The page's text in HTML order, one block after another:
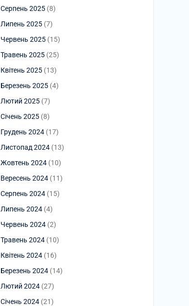
Серпень 2025 (8)
Липень 2025 (7)
Червень 2025 (15)
Травень 2025 (25)
Квітень 2025 (13)
Березень 2025 (4)
Лютий 2025 (7)
Січень 2025 (8)
Грудень 2024 (17)
Листопад 2024 (13)
Жовтень 2024 (10)
Вересень 2024 (11)
Серпень 2024 (15)
Липень 2024 (4)
Червень 2024 (2)
Травень 2024 (10)
Квітень 2024 (16)
Березень 2024 (14)
Лютий 2024 (27)
Січень 2024 (21)